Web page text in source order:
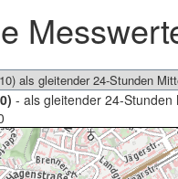
- als gleitender 24-Stunden